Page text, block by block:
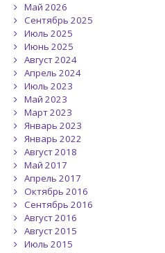
Май 2026
Сентябрь 2025
Июль 2025
Июнь 2025
Август 2024
Апрель 2024
Июль 2023
Май 2023
Март 2023
Январь 2023
Январь 2022
Август 2018
Май 2017
Апрель 2017
Октябрь 2016
Сентябрь 2016
Август 2016
Август 2015
Июль 2015